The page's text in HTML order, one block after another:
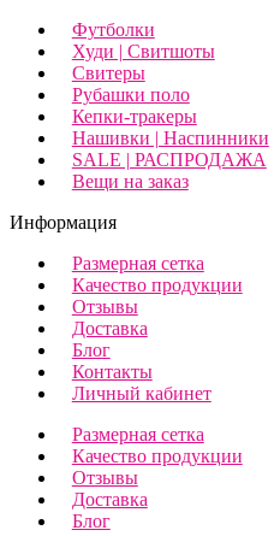
Футболки
Худи | Свитшоты
Свитеры
Рубашки поло
Кепки-тракеры
Нашивки | Наспинники
SALE | РАСПРОДАЖА
Вещи на заказ
Информация
Размерная сетка
Качество продукции
Отзывы
Доставка
Блог
Контакты
Личный кабинет
Размерная сетка
Качество продукции
Отзывы
Доставка
Блог